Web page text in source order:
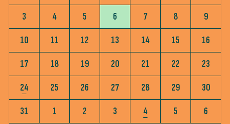
3
4 5 6 7 8
9
10
11 12 13 14 15
16
17
18 19 20 21 22
23
24
25 26 27 28 29
30
31
1 2 3 4 5 6